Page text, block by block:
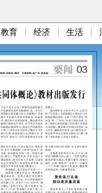
教育 经济 生活